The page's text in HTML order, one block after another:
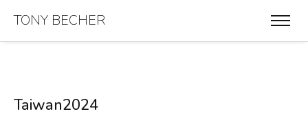
TONY BECHER
Taiwan2024